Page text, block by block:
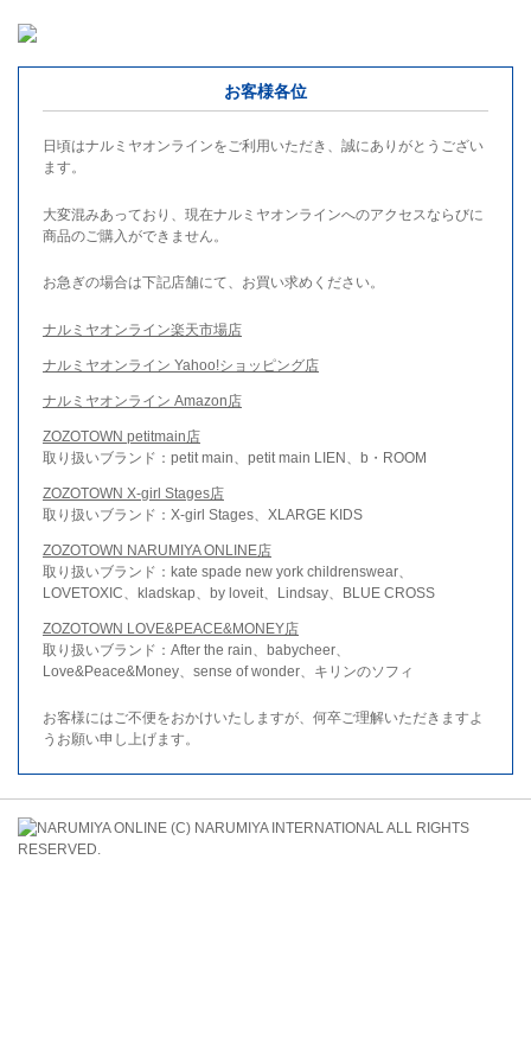
お客様各位
日頃はナルミヤオンラインをご利用いただき、誠にありがとうござい
ます。
大変混みあっており、現在ナルミヤオンラインへのアクセスならびに
商品のご購入ができません。
お急ぎの場合は下記店舗にて、お買い求めください。
ナルミヤオンライン楽天市場店
ナルミヤオンライン Yahoo!ショッピング店
ナルミヤオンライン Amazon店
ZOZOTOWN petitmain店
取り扱いブランド：petit main、petit main LIEN、b・ROOM
ZOZOTOWN X-girl Stages店
取り扱いブランド：X-girl Stages、XLARGE KIDS
ZOZOTOWN NARUMIYA ONLINE店
取り扱いブランド：kate spade new york childrenswear、
LOVETOXIC、kladskap、by loveit、Lindsay、BLUE CROSS
ZOZOTOWN LOVE&PEACE&MONEY店
取り扱いブランド：After the rain、babycheer、
Love&Peace&Money、sense of wonder、キリンのソフィ
お客様にはご不便をおかけいたしますが、何卒ご理解いただきますよ
うお願い申し上げます。